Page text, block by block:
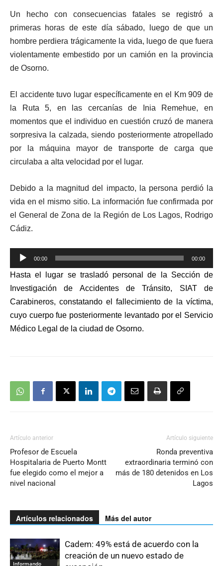
Un hecho con consecuencias fatales se registró a
primeras horas de este día sábado, luego de que un
hombre perdiera trágicamente la vida, luego de que fuera
violentamente embestido por un camión en la provincia
de Osorno.
El accidente tuvo lugar específicamente en el Km 909 de
la Ruta 5, en las cercanías de Inia Remehue, en
momentos que el individuo en cuestión cruzó de manera
sorpresiva la calzada, siendo posteriormente atropellado
por la máquina mayor de transporte de carga que
circulaba a alta velocidad por el lugar.
Debido a la magnitud del impacto, la persona perdió la
vida en el mismo sitio. La información fue confirmada por
el General de Zona de la Región de Los Lagos, Rodrigo
Cádiz.
Reproductor
de
audio
00:00 00:00
Hasta el lugar se trasladó personal de la Sección de
Investigación de Accidentes de Tránsito, SIAT de
Carabineros, constatando el fallecimiento de la víctima,
cuyo cuerpo fue posteriormente levantado por el Servicio
Médico Legal de la ciudad de Osorno.
Artículo anterior
Profesor de Escuela
Hospitalaria de Puerto Montt
fue elegido como el mejor a
nivel nacional
Artículo siguiente
Ronda preventiva
extraordinaria terminó con
más de 180 detenidos en Los
Lagos
Artículos relacionados Más del autor
Informando
Cadem: 49% está de acuerdo con la
creación de un nuevo estado de